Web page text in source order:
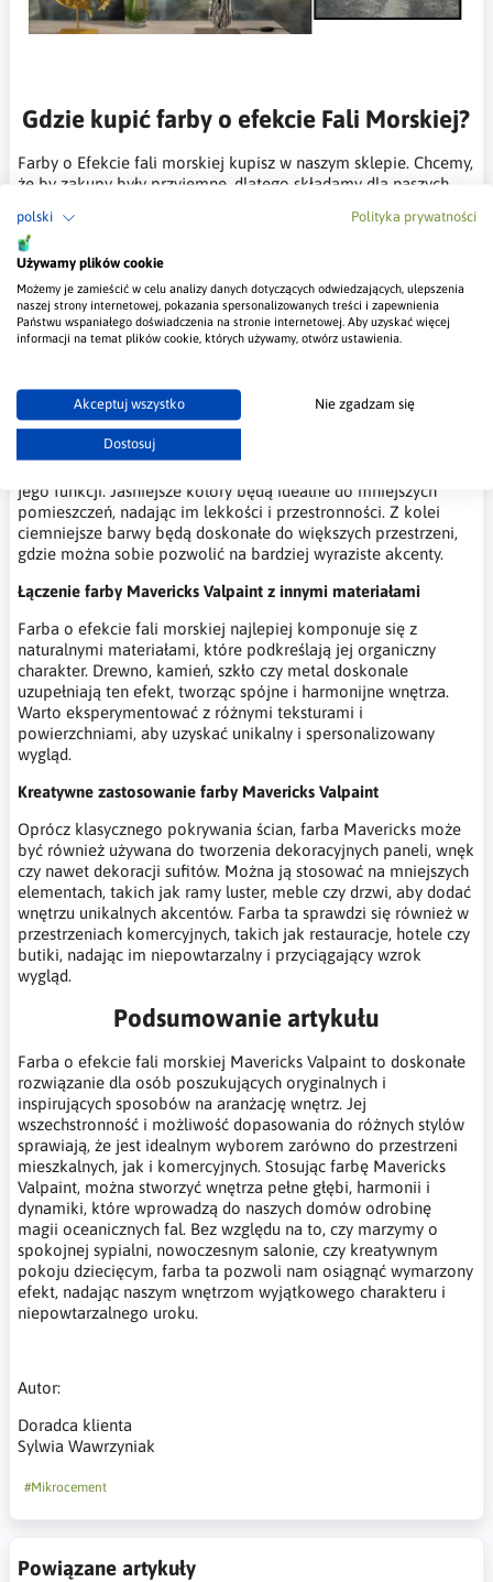
polski Polityka prywatności
Używamy plików cookie
Możemy je zamieścić w celu analizy danych dotyczących odwiedzających, ulepszenia
naszej strony internetowej, pokazania spersonalizowanych treści i zapewnienia
Państwu wspaniałego doświadczenia na stronie internetowej. Aby uzyskać więcej
informacji na temat plików cookie, których używamy, otwórz ustawienia.
Akceptuj wszystko Nie zgadzam się
Dostosuj
Gdzie kupić farby o efekcie Fali Morskiej?
Farby o Efekcie fali morskiej kupisz w naszym sklepie. Chcemy,
że by zakupy były przyjemne, dlatego składamy dla naszych
dekoracji. Zestawy farb dekoracyjnych i tynków strukturalnych
znajdziesz w kategorii
Wstawię jeszcze link bezpośredi do produktu o którym jest ten
artykuł.Farbę Mavericks od Valpaint znajdziesz Tutaj
Porady i inspiracje
Jak dobierać kolory farby Mavericks Valpaint?
Efekt fali morskiej można uzyskać w różnych odcieniach, od
delikatnych pasteli po głębokie, intensywne barwy. Wybór
jego funkcji. Jaśniejsze kolory będą idealne do mniejszych
pomieszczeń, nadając im lekkości i przestronności. Z kolei
ciemniejsze barwy będą doskonałe do większych przestrzeni,
gdzie można sobie pozwolić na bardziej wyraziste akcenty.
Łączenie farby Mavericks Valpaint z innymi materiałami
Farba o efekcie fali morskiej najlepiej komponuje się z
naturalnymi materiałami, które podkreślają jej organiczny
charakter. Drewno, kamień, szkło czy metal doskonale
uzupełniają ten efekt, tworząc spójne i harmonijne wnętrza.
Warto eksperymentować z różnymi teksturami i
powierzchniami, aby uzyskać unikalny i spersonalizowany
wygląd.
Kreatywne zastosowanie farby Mavericks Valpaint
Oprócz klasycznego pokrywania ścian, farba Mavericks może
być również używana do tworzenia dekoracyjnych paneli, wnęk
czy nawet dekoracji sufitów. Można ją stosować na mniejszych
elementach, takich jak ramy luster, meble czy drzwi, aby dodać
wnętrzu unikalnych akcentów. Farba ta sprawdzi się również w
przestrzeniach komercyjnych, takich jak restauracje, hotele czy
butiki, nadając im niepowtarzalny i przyciągający wzrok
wygląd.
Podsumowanie artykułu
Farba o efekcie fali morskiej Mavericks Valpaint to doskonałe
rozwiązanie dla osób poszukujących oryginalnych i
inspirujących sposobów na aranżację wnętrz. Jej
wszechstronność i możliwość dopasowania do różnych stylów
sprawiają, że jest idealnym wyborem zarówno do przestrzeni
mieszkalnych, jak i komercyjnych. Stosując farbę Mavericks
Valpaint, można stworzyć wnętrza pełne głębi, harmonii i
dynamiki, które wprowadzą do naszych domów odrobinę
magii oceanicznych fal. Bez względu na to, czy marzymy o
spokojnej sypialni, nowoczesnym salonie, czy kreatywnym
pokoju dziecięcym, farba ta pozwoli nam osiągnąć wymarzony
efekt, nadając naszym wnętrzom wyjątkowego charakteru i
niepowtarzalnego uroku.
Autor:
Doradca klienta
Sylwia Wawrzyniak
#Mikrocement
Powiązane artykuły